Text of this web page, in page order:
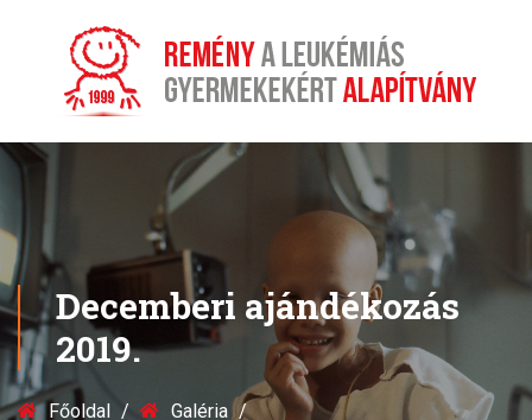
Decemberi ajándékozás
2019.
Főoldal
Galéria